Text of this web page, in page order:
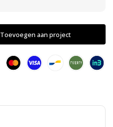
Toevoegen aan project